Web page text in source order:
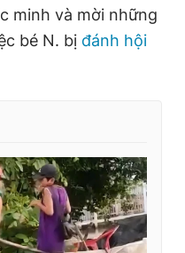
minh và mời những
bé N. bị đánh hội